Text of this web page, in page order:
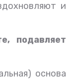
и
подавляет
основа